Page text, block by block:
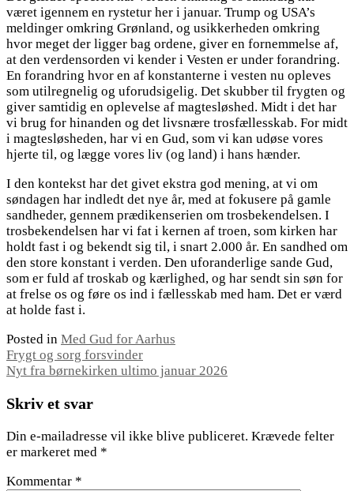
været igennem en rystetur her i januar. Trump og USA’s
meldinger omkring Grønland, og usikkerheden omkring
hvor meget der ligger bag ordene, giver en fornemmelse af,
at den verdensorden vi kender i Vesten er under forandring.
En forandring hvor en af konstanterne i vesten nu opleves
som utilregnelig og uforudsigelig. Det skubber til frygten og
giver samtidig en oplevelse af magtesløshed. Midt i det har
vi brug for hinanden og det livsnære trosfællesskab. For midt
i magtesløsheden, har vi en Gud, som vi kan udøse vores
hjerte til, og lægge vores liv (og land) i hans hænder.
I den kontekst har det givet ekstra god mening, at vi om
søndagen har indledt det nye år, med at fokusere på gamle
sandheder, gennem prædikenserien om trosbekendelsen. I
trosbekendelsen har vi fat i kernen af troen, som kirken har
holdt fast i og bekendt sig til, i snart 2.000 år. En sandhed om
den store konstant i verden. Den uforanderlige sande Gud,
som er fuld af troskab og kærlighed, og har sendt sin søn for
at frelse os og føre os ind i fællesskab med ham. Det er værd
at holde fast i.
Posted in Med Gud for Aarhus
Indlægsnavigation
Frygt og sorg forsvinder
Nyt fra børnekirken ultimo januar 2026
Skriv et svar
Din e-mailadresse vil ikke blive publiceret. Krævede felter
er markeret med *
Kommentar *